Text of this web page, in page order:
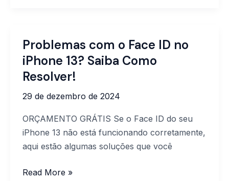
Problemas com o Face ID no
iPhone 13? Saiba Como
Resolver!
29 de dezembro de 2024
ORÇAMENTO GRÁTIS Se o Face ID do seu
iPhone 13 não está funcionando corretamente,
aqui estão algumas soluções que você
Problemas
com
o
Face
ID
iPhone
Saiba
Como
Read More »